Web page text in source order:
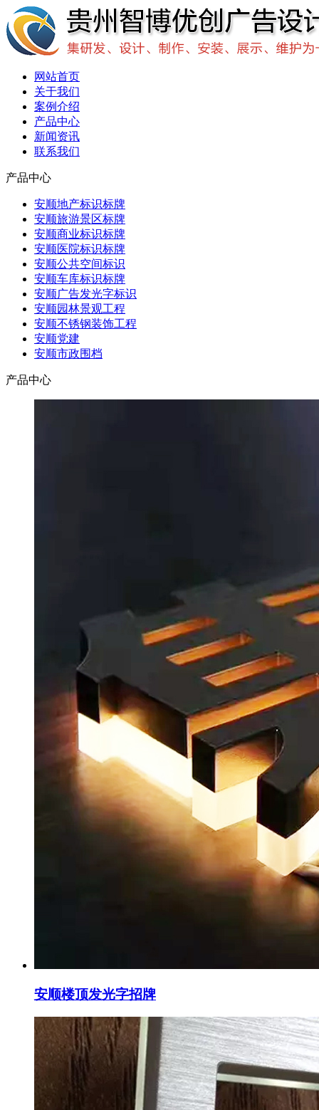
网站首页
关于我们
案例介绍
产品中心
新闻资讯
联系我们
产品中心
安顺地产标识标牌
安顺旅游景区标牌
安顺商业标识标牌
安顺医院标识标牌
安顺公共空间标识
安顺车库标识标牌
安顺广告发光字标识
安顺园林景观工程
安顺不锈钢装饰工程
安顺党建
安顺市政围档
产品中心
安顺楼顶发光字招牌